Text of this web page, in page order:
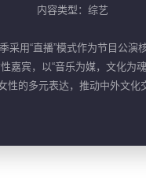
内容类型：综艺
用“直播”模式作为节目公
宾，以“音乐为媒，文化为
的多元表达，推动中外文化